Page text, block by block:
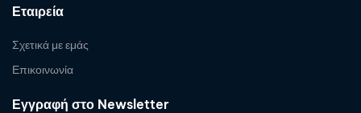
Εταιρεία
Σχετικά με εμάς
Επικοινωνία
Εγγραφή στο Newsletter